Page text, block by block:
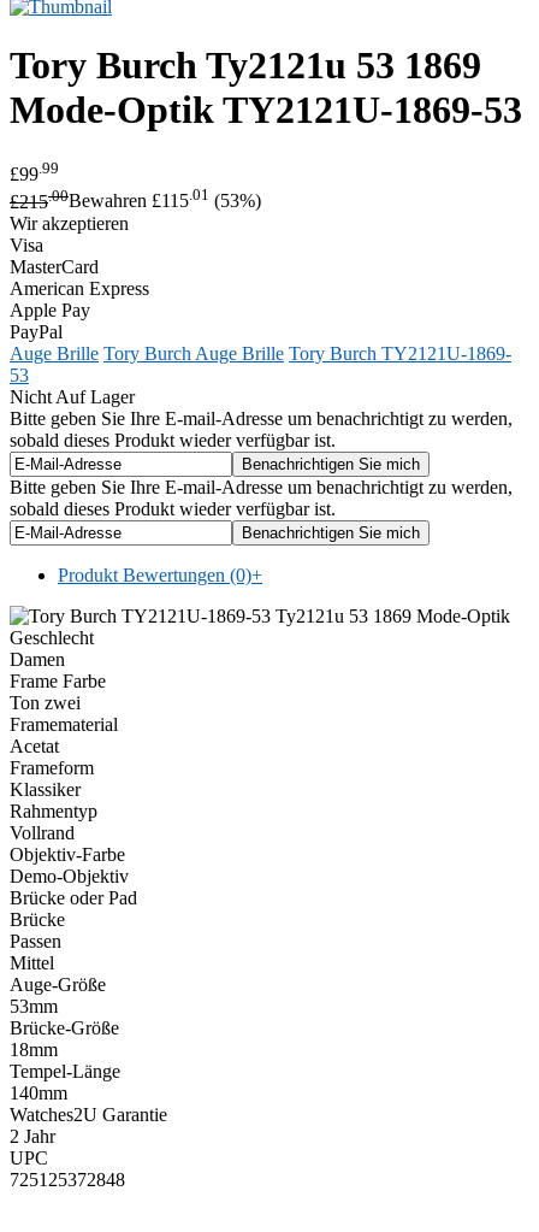
Tory BurchTy2121u 53 1869
Mode-OptikTY2121U-1869-53
£99 .99
£215.00Bewahren £115.01 (53%)
Wir akzeptieren
Visa
MasterCard
American Express
Apple Pay
PayPal
Auge Brille Tory Burch Auge Brille Tory Burch TY2121U-1869-
53
Nicht Auf Lager
Bitte geben Sie Ihre E-mail-Adresse um benachrichtigt zu werden,
sobald dieses Produkt wieder verfügbar ist.
Bitte geben Sie Ihre E-mail-Adresse um benachrichtigt zu werden,
sobald dieses Produkt wieder verfügbar ist.
Produkt Bewertungen (0)+
Geschlecht
Damen
Frame Farbe
Ton zwei
Framematerial
Acetat
Frameform
Klassiker
Rahmentyp
Vollrand
Objektiv-Farbe
Demo-Objektiv
Brücke oder Pad
Brücke
Passen
Mittel
Auge-Größe
53mm
Brücke-Größe
18mm
Tempel-Länge
140mm
Watches2U Garantie
2 Jahr
UPC
725125372848